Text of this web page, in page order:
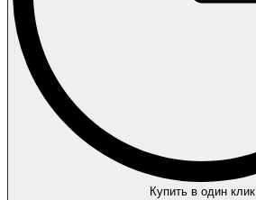
Купить в один клик